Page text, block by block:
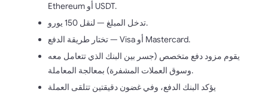
Ethereum أو USDT.
تدخل المبلغ — لنقل 150 يورو.
تختار طريقة الدفع — Visa أو Mastercard.
يقوم مزود دفع متخصص (جسر بين البنك الذي تتعامل معه
وسوق العملات المشفرة) بمعالجة المعاملة.
يؤكد البنك الدفع، وفي غضون دقيقتين تتلقى العملة